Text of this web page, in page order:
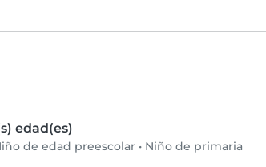
edad(es)
de edad preescolar • Niño de primaria